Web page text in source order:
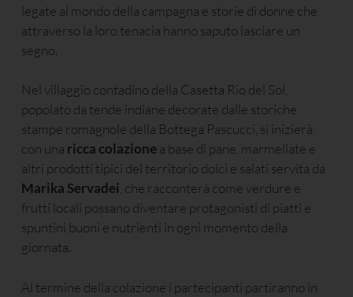
legate al mondo della campagna e storie di donne che
attraverso la loro tenacia hanno saputo lasciare un
segno.
Nel villaggio contadino della Casetta Rio del Sol,
popolato da tende indiane decorate dalle storiche
stampe romagnole della Bottega Pascucci, si inizierà
con una ricca colazione a base di pane, marmellate e
altri prodotti tipici del territorio dolci e salati servita da
Marika Servadei , che racconterà come verdure e
frutti locali possano diventare protagonisti di piatti e
spuntini buoni e nutrienti in ogni momento della
giornata.
Al termine della colazione i partecipanti partiranno in